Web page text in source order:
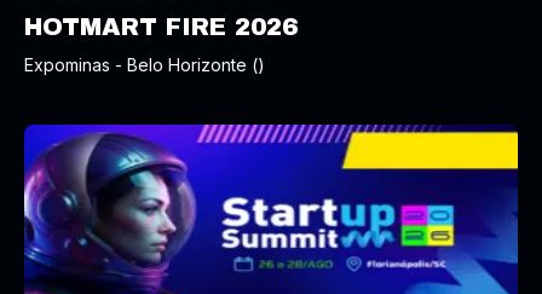
HOTMART FIRE 2026
Expominas - Belo Horizonte ()